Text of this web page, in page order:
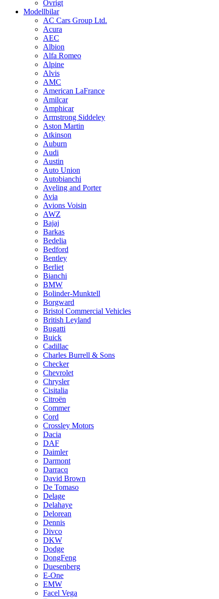
Övrigt
Modellbilar
AC Cars Group Ltd.
Acura
AEC
Albion
Alfa Romeo
Alpine
Alvis
AMC
American LaFrance
Amilcar
Amphicar
Armstrong Siddeley
Aston Martin
Atkinson
Auburn
Audi
Austin
Auto Union
Autobianchi
Aveling and Porter
Avia
Avions Voisin
AWZ
Bajaj
Barkas
Bedelia
Bedford
Bentley
Berliet
Bianchi
BMW
Bolinder-Munktell
Borgward
Bristol Commercial Vehicles
British Leyland
Bugatti
Buick
Cadillac
Charles Burrell & Sons
Checker
Chevrolet
Chrysler
Cisitalia
Citroën
Commer
Cord
Crossley Motors
Dacia
DAF
Daimler
Darmont
Darracq
David Brown
De Tomaso
Delage
Delahaye
Delorean
Dennis
Divco
DKW
Dodge
DongFeng
Duesenberg
E-One
EMW
Facel Vega